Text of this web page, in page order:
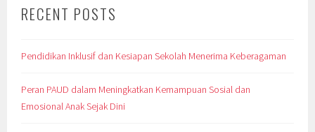
RECENT POSTS
Pendidikan Inklusif dan Kesiapan Sekolah Menerima Keberagaman
Peran PAUD dalam Meningkatkan Kemampuan Sosial dan
Emosional Anak Sejak Dini